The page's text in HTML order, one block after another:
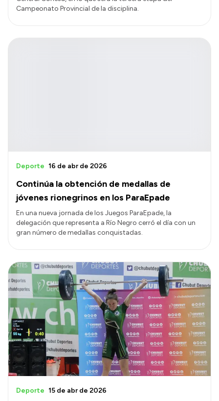
Campeonato Provincial de la disciplina.
Continúa la obtención de medallas de
jóvenes rionegrinos en los ParaEpade
Deporte 16 de abr de 2026
En una nueva jornada de los Juegos ParaEpade, la
delegación que representa a Río Negro cerró el día con un
gran número de medallas conquistadas.
Deporte 15 de abr de 2026